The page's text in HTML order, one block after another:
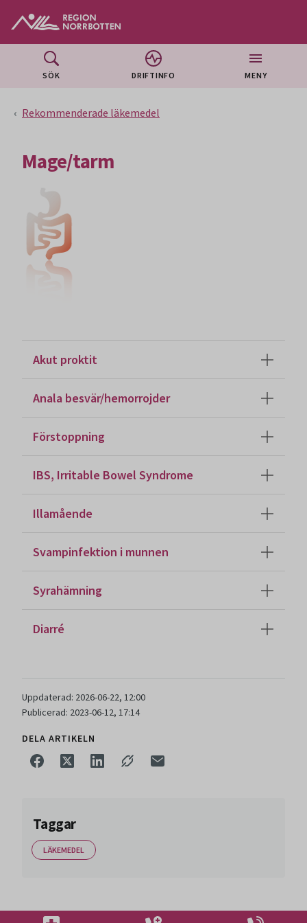
SÖK DRIFTINFO MENY
Rekommenderade läkemedel
Mage/tarm
Akut proktit
Anala besvär/hemorrojder
Förstoppning
IBS, Irritable Bowel Syndrome
Illamående
Svampinfektion i munnen
Syrahämning
Diarré
Uppdaterad: 2026-06-22, 12:00
Publicerad: 2023-06-12, 17:14
DELA ARTIKELN
Taggar
LÄKEMEDEL